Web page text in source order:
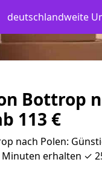
deutschlandweite
Bottrop
113 €
nach Polen:
erhalten ✓